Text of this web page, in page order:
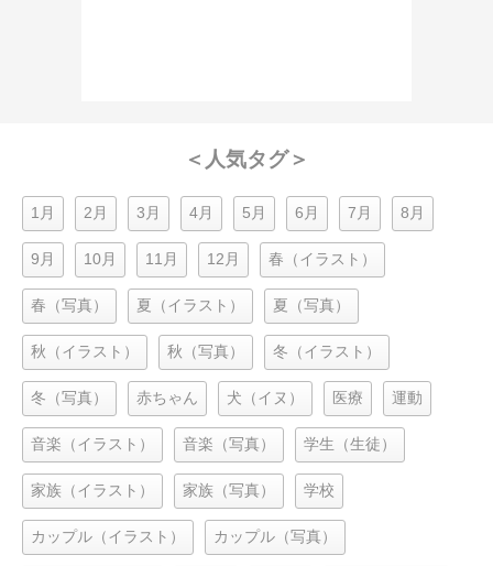
＜人気タグ＞
1月 2月 3月 4月 5月 6月 7月 8月
9月 10月 11月 12月 春（イラスト）
春（写真） 夏（イラスト） 夏（写真）
秋（イラスト） 秋（写真） 冬（イラスト）
冬（写真） 赤ちゃん 犬（イヌ） 医療 運動
音楽（イラスト） 音楽（写真） 学生（生徒）
家族（イラスト） 家族（写真） 学校
カップル（イラスト） カップル（写真）